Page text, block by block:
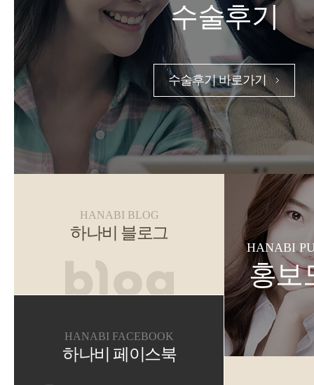
수술후기
수술후기 바로가기
HANABI BLOG
하나비 블로그
HANABI FACEBOOK
하나비 페이스북
HANABI
홍보